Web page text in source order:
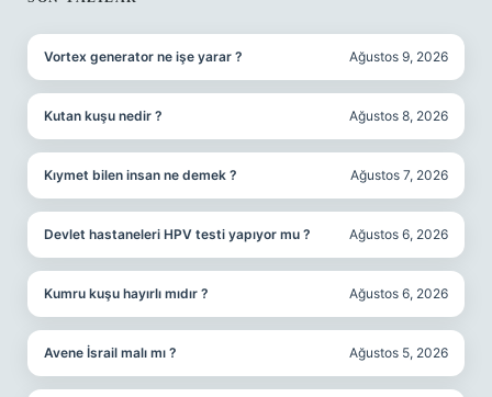
SIDEBAR
Vortex generator ne işe yarar ? Ağustos 9, 2026
Kutan kuşu nedir ? Ağustos 8, 2026
Kıymet bilen insan ne demek ? Ağustos 7, 2026
Devlet hastaneleri HPV testi yapıyor mu ? Ağustos 6, 2026
Kumru kuşu hayırlı mıdır ? Ağustos 6, 2026
Avene İsrail malı mı ? Ağustos 5, 2026